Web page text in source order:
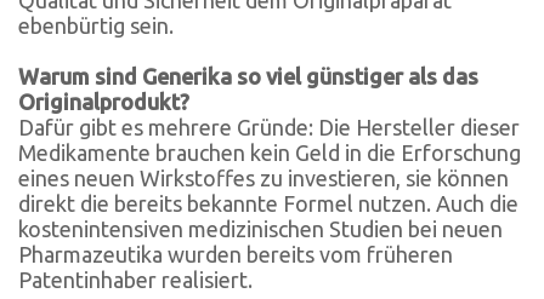
ebenbürtig sein.
Warum sind Generika so viel günstiger als das
Originalprodukt?
Dafür gibt es mehrere Gründe: Die Hersteller dieser
Medikamente brauchen kein Geld in die Erforschung
eines neuen Wirkstoffes zu investieren, sie können
direkt die bereits bekannte Formel nutzen. Auch die
kostenintensiven medizinischen Studien bei neuen
Pharmazeutika wurden bereits vom früheren
Patentinhaber realisiert.